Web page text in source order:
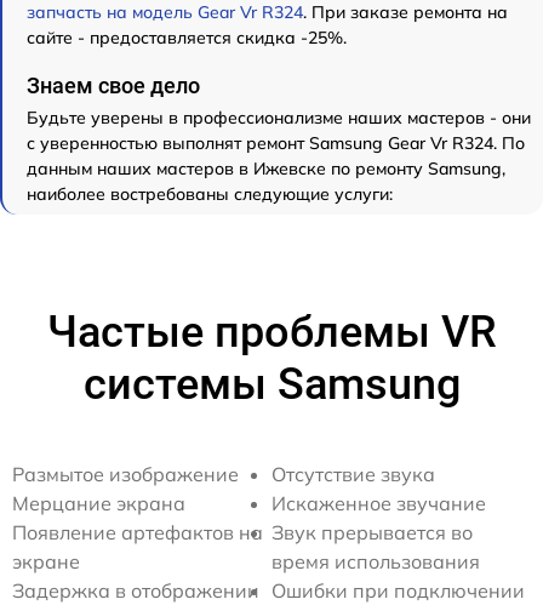
запчасть на модель Gear Vr R324. При заказе ремонта на
сайте - предоставляется скидка -25%.
Знаем свое дело
Будьте уверены в профессионализме наших мастеров - они
с уверенностью выполнят ремонт Samsung Gear Vr R324. По
данным наших мастеров в Ижевске по ремонту Samsung,
наиболее востребованы следующие услуги:
Частые проблемы VR
системы Samsung
Размытое изображение
Мерцание экрана
Появление артефактов на
экране
Задержка в отображении
Отсутствие звука
Искаженное звучание
Звук прерывается во
время использования
Ошибки при подключении